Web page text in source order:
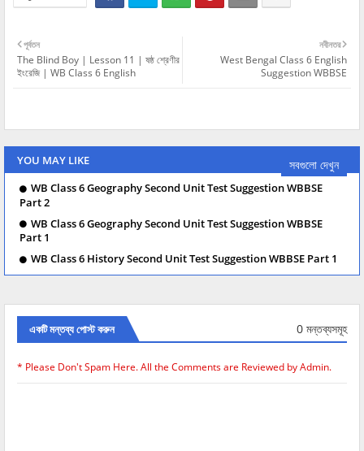
নবীনতর
West Bengal Class 6 English
Suggestion WBBSE
পূর্বতন
The Blind Boy | Lesson 11 | ষষ্ঠ শ্রেণীর
ইংরেজি | WB Class 6 English
YOU MAY LIKE সবগুলো দেখুন
WB Class 6 Geography Second Unit Test Suggestion WBBSE
Part 2
WB Class 6 Geography Second Unit Test Suggestion WBBSE
Part 1
WB Class 6 History Second Unit Test Suggestion WBBSE Part 1
একটি মন্তব্য পোস্ট করুন 0 মন্তব্যসমূহ
* Please Don't Spam Here. All the Comments are Reviewed by Admin.